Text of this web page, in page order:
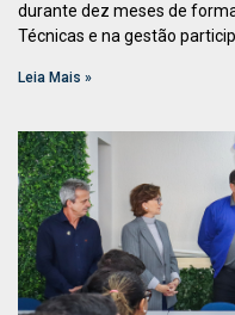
durante dez meses de
Técnicas e na gestão
Leia Mais »